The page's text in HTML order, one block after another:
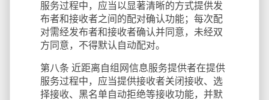
服务过程中，应当以显著清晰的方式提供发
布者和接收者之间的配对确认功能；每次配
对需经发布者和接收者确认并同意，未经双
方同意，不得默认自动配对。
第八条 近距离自组网信息服务提供者在提供
服务过程中，应当提供接收者关闭接收、选
择接收、黑名单自动拒绝等接收功能，并默